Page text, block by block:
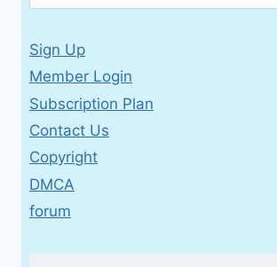
Sign Up
Member Login
Subscription Plan
Contact Us
Copyright
DMCA
forum